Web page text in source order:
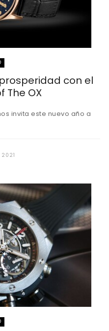
con el
The OX
invita este nuevo año a
2021